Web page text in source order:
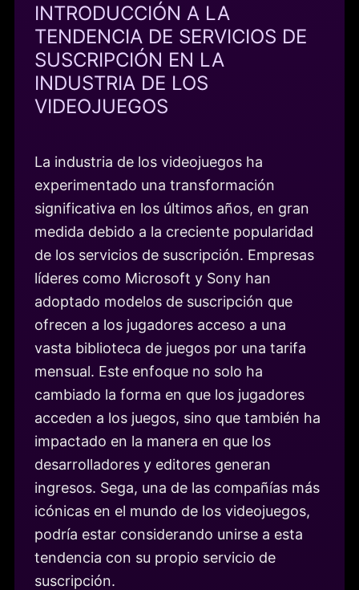
INTRODUCCIÓN A LA
TENDENCIA DE SERVICIOS DE
SUSCRIPCIÓN EN LA
INDUSTRIA DE LOS
VIDEOJUEGOS
La industria de los videojuegos ha
experimentado una transformación
significativa en los últimos años, en gran
medida debido a la creciente popularidad
de los servicios de suscripción. Empresas
líderes como Microsoft y Sony han
adoptado modelos de suscripción que
ofrecen a los jugadores acceso a una
vasta biblioteca de juegos por una tarifa
mensual. Este enfoque no solo ha
cambiado la forma en que los jugadores
acceden a los juegos, sino que también ha
impactado en la manera en que los
desarrolladores y editores generan
ingresos. Sega, una de las compañías más
icónicas en el mundo de los videojuegos,
podría estar considerando unirse a esta
tendencia con su propio servicio de
suscripción.